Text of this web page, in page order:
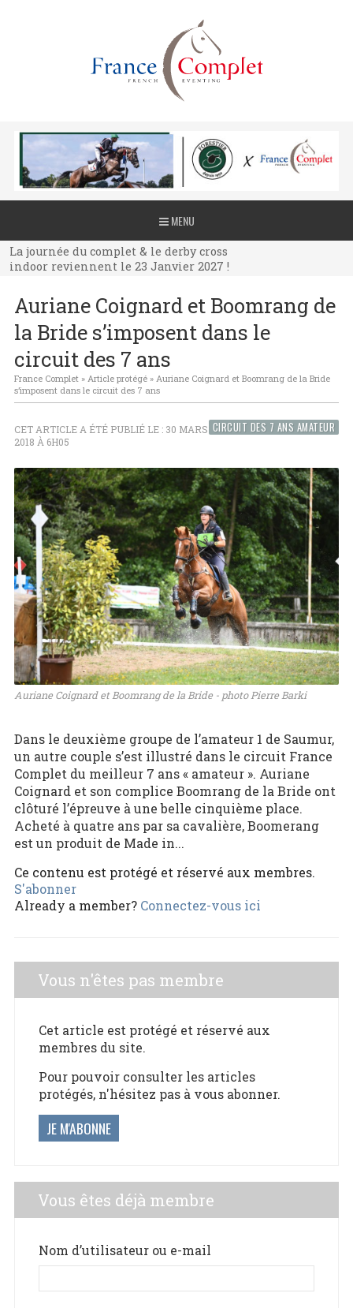
MENU
La journée du complet & le derby cross
indoor reviennent le 23 Janvier 2027 !
La journée du complet & le derby cross
indoor reviennent le 23 Janvier 2027 !
indoor reviennent le 23 Janvier 2027 !
Auriane Coignard et Boomrang de
la Bride s’imposent dans le
circuit des 7 ans
France Complet» Article protégé» Auriane Coignard et Boomrang de la Bride
s’imposent dans le circuit des 7 ans
CIRCUIT DES 7 ANS AMATEUR
CET ARTICLE A ÉTÉ PUBLIÉ LE : 30 MARS
2018 À 6H05
Auriane Coignard et Boomrang de la Bride - photo Pierre Barki
Dans le deuxième groupe de l’amateur 1 de Saumur,
un autre couple s’est illustré dans le circuit France
Complet du meilleur 7 ans « amateur ». Auriane
Coignard et son complice Boomrang de la Bride ont
clôturé l’épreuve à une belle cinquième place.
Acheté à quatre ans par sa cavalière, Boomerang
est un produit de Made in...
Ce contenu est protégé et réservé aux membres.
S'abonner
Already a member? Connectez-vous ici
Vous n'êtes pas membre
Cet article est protégé et réservé aux
membres du site.
Pour pouvoir consulter les articles
protégés, n'hésitez pas à vous abonner.
JE M'ABONNE
Vous êtes déjà membre
Nom d’utilisateur ou e-mail